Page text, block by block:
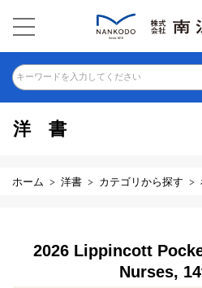
キーワードを入力してください
洋書
ホーム 洋書 カテゴリから探す
2026 Lippincott
Nurses,